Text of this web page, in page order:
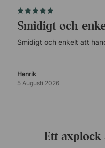
Smidigt och
Smidigt och enkelt att
Henrik
5 Augusti 2026
Ett axplock